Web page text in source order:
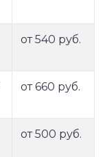
от 540 руб.
от 660 руб.
от 500 руб.